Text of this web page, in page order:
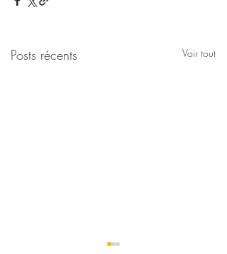
Posts récents Voir tout